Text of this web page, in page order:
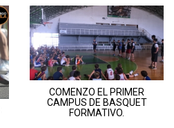
COMENZO EL PRIMER
CAMPUS DE BASQUET
FORMATIVO.